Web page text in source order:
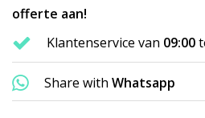
offerte aan!
Klantenservice van 09:00
Share with Whatsapp